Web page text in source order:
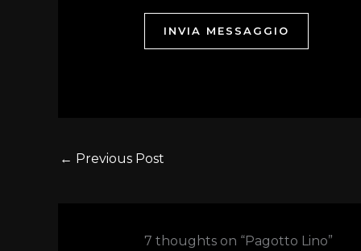
INVIA MESSAGGIO
← Previous Post
7 thoughts on “Pagotto Lino”